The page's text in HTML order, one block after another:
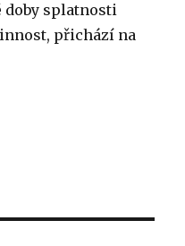
doby splatnosti
přichází na